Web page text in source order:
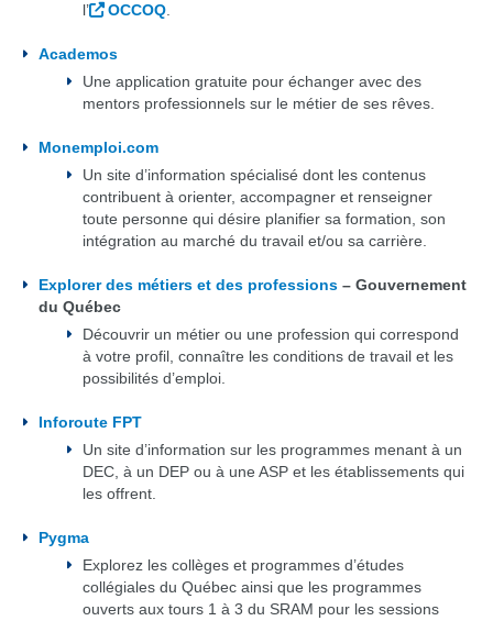
l’
OCCOQ
Academos
Une application gratuite pour échanger avec des
mentors professionnels sur le métier de ses rêves.
Monemploi.com
Un site d’information spécialisé dont les contenus
contribuent à orienter, accompagner et renseigner
toute personne qui désire planifier sa formation, son
intégration au marché du travail et/ou sa carrière.
Explorer des métiers et des professions – Gouvernement
du Québec
Découvrir un métier ou une profession qui correspond
à votre profil, connaître les conditions de travail et les
possibilités d’emploi.
Inforoute FPT
Un site d’information sur les programmes menant à un
DEC, à un DEP ou à une ASP et les établissements qui
les offrent.
Pygma
Explorez les collèges et programmes d’études
collégiales du Québec ainsi que les programmes
ouverts aux tours 1 à 3 du SRAM pour les sessions